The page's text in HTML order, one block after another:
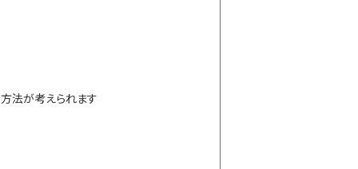
法が考えられます